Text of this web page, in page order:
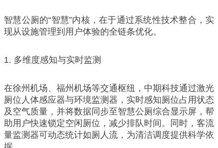
智慧公厕的“智慧”内核，在于通过系统性技术整合，实
现从设施管理到用户体验的全链条优化。
1. 多维度感知与实时监测
在徐州机场、福州机场等交通枢纽，中期科技通过激光
厕位人体感应器与环境监测器，实时感知厕位占用状态
及空气质量，并将数据同步至智慧公厕综合显示屏，帮
助用户快速锁定空闲厕位，减少排队时间。同时，客流
量监测器可动态统计如厕人流，为清洁调度提供科学依